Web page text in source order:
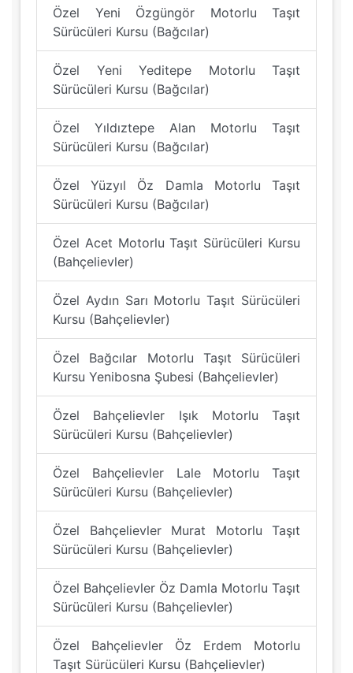
Özel Yeni Özgüngör Motorlu Taşıt
Sürücüleri Kursu (Bağcılar)
Özel Yeni Yeditepe Motorlu Taşıt
Sürücüleri Kursu (Bağcılar)
Özel Yıldıztepe Alan Motorlu Taşıt
Sürücüleri Kursu (Bağcılar)
Özel Yüzyıl Öz Damla Motorlu Taşıt
Sürücüleri Kursu (Bağcılar)
Özel Acet Motorlu Taşıt Sürücüleri Kursu
(Bahçelievler)
Özel Aydın Sarı Motorlu Taşıt Sürücüleri
Kursu (Bahçelievler)
Özel Bağcılar Motorlu Taşıt Sürücüleri
Kursu Yenibosna Şubesi (Bahçelievler)
Özel Bahçelievler Işık Motorlu Taşıt
Sürücüleri Kursu (Bahçelievler)
Özel Bahçelievler Lale Motorlu Taşıt
Sürücüleri Kursu (Bahçelievler)
Özel Bahçelievler Murat Motorlu Taşıt
Sürücüleri Kursu (Bahçelievler)
Özel Bahçelievler Öz Damla Motorlu Taşıt
Sürücüleri Kursu (Bahçelievler)
Özel Bahçelievler Öz Erdem Motorlu
Taşıt Sürücüleri Kursu (Bahçelievler)